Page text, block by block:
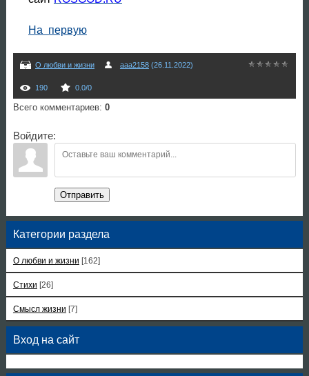
На первую
О любви и жизни aaa2158(26.11.2022)
190 0.0/0
Всего комментариев: 0
Войдите:
Отправить
Категории раздела
О любви и жизни [162]
Стихи [26]
Смысл жизни [7]
Вход на сайт